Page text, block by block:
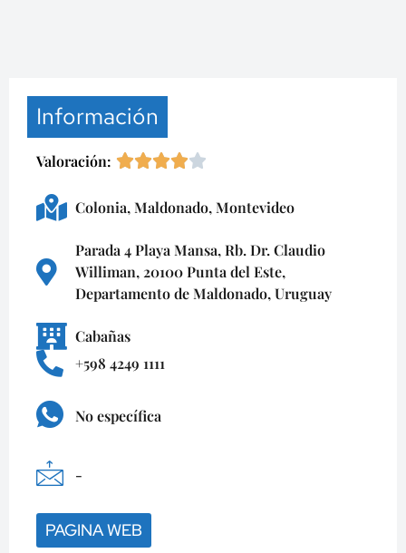
Información
Valoración:
Colonia,Maldonado,Montevideo
Parada 4 Playa Mansa, Rb. Dr. Claudio
Williman, 20100 Punta del Este,
Departamento de Maldonado, Uruguay
Cabañas
+598 4249 1111
No específica
-
PAGINA WEB